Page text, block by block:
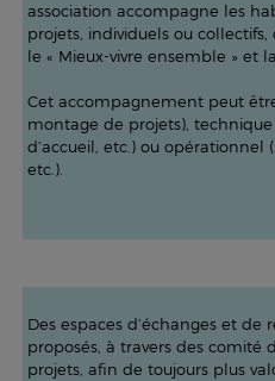
association accompagne les
projets, individuels ou
le « Mieux-vivre ensemble » et
Cet accompagnement peut
montage de projets),
d’accueil, etc.) ou opérationnel
etc.).
Des espaces d’échanges et
proposés, à travers des comité
projets, afin de toujours plus